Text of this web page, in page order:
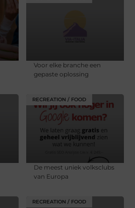
Voor elke branche een
gepaste oplossing
RECREATION / FOOD
De meest uniek volksclubs
van Europa
RECREATION / FOOD